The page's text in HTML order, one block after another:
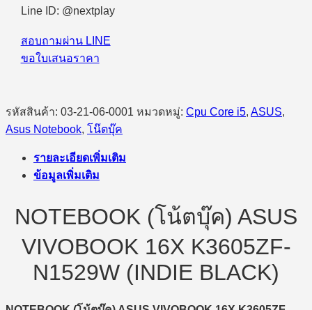
Line ID: @nextplay
สอบถามผ่าน LINE
ขอใบเสนอราคา
รหัสสินค้า: 03-21-06-0001 หมวดหมู่: Cpu Core i5, ASUS,
Asus Notebook, โน๊ตบุ๊ค
รายละเอียดเพิ่มเติม
ข้อมูลเพิ่มเติม
NOTEBOOK (โน้ตบุ๊ค) ASUS
VIVOBOOK 16X K3605ZF-
N1529W (INDIE BLACK)